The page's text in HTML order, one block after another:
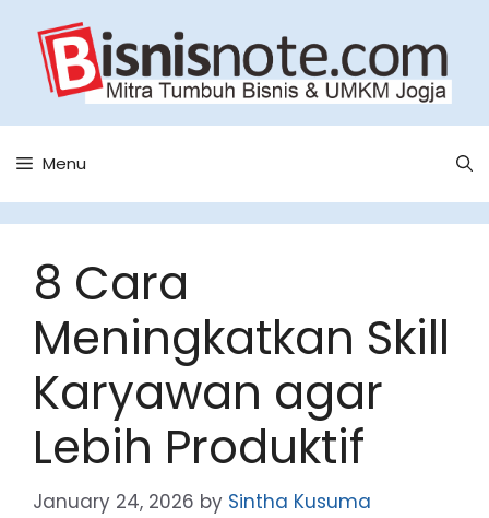
content
Menu
8 Cara
Meningkatkan Skill
Karyawan agar
Lebih Produktif
January 24, 2026 by Sintha Kusuma